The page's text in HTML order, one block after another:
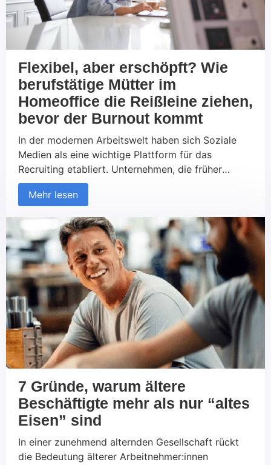
Flexibel, aber erschöpft? Wie
berufstätige Mütter im
Homeoffice die Reißleine ziehen,
bevor der Burnout kommt
In der modernen Arbeitswelt haben sich Soziale
Medien als eine wichtige Plattform für das
Recruiting etabliert. Unternehmen, die früher
ausschließlich auf traditionelle Kanäle wie
Jobportale und Printmedien gesetzt haben, nutzen
finden und mit potenziellen Kandidaten in Kontakt
zu treten. Diese Entwicklung betrifft sowohl den
B2C- als auch den B2B-Bereich. Aber was macht
das Recruiting über Soziale Medien so erfolgreich
und worauf sollte geachtet werden?
Mehr lesen
7 Gründe, warum ältere
Beschäftigte mehr als nur “altes
Eisen” sind
In einer zunehmend alternden Gesellschaft rückt
die Bedeutung älterer Arbeitnehmer:innen